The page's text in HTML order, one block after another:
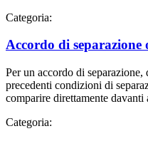
Categoria:
Accordo di separazione
Per un accordo di
precedenti condizioni di
comparire direttamente
Categoria: